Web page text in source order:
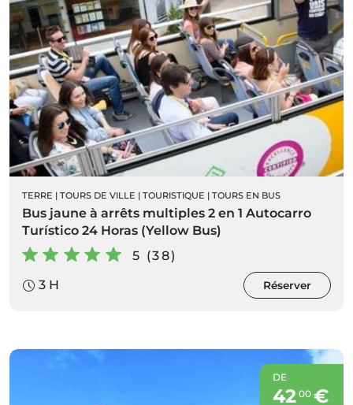
TERRE | TOURS DE VILLE | TOURISTIQUE | TOURS EN BUS
Bus jaune à arrêts multiples 2 en 1 Autocarro
Turístico 24 Horas (Yellow Bus)
5 (38)
3 H
Réserver
DE
42 00€